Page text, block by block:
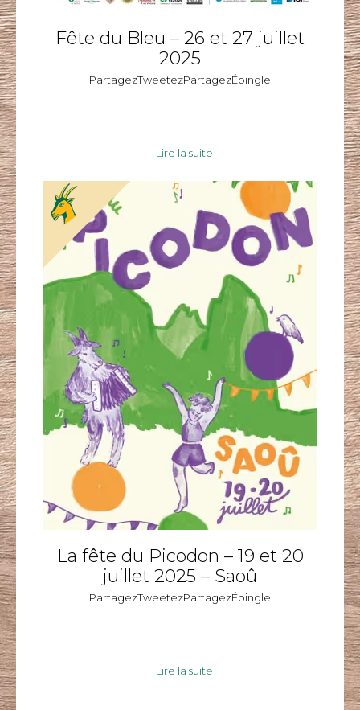
Fête du Bleu – 26 et 27 juillet
2025
PartagezTweetezPartagezÉpingle
Lire la suite
La fête du Picodon – 19 et 20
juillet 2025 – Saoû
PartagezTweetezPartagezÉpingle
Lire la suite